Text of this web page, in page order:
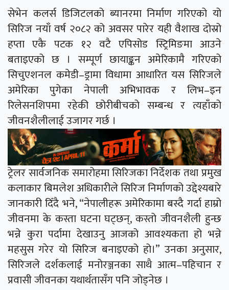
सेभेन कलर्स डिजिटलको ब्यानरमा निर्माण गरिएको यो
सिरिज नयाँ वर्ष २०८२ को अवसर पारेर यही वैशाख दोस्रो
हप्ता एकै पटक १२ वटै एपिसोड स्ट्रिमिङमा आउने
बताइएको छ । सम्पूर्ण छायाङ्कन अमेरिकामै गरिएको
सिचुएशनल कमेडी–ड्रामा विधामा आधारित यस सिरिजले
अमेरिका पुगेका नेपाली अभिभावक र लिभ–इन
रिलेसनशिपमा रहेकी छोरीबीचको सम्बन्ध र त्यहाँको
जीवनशैलीलाई उजागर गर्छ ।
ट्रेलर सार्वजनिक समारोहमा सिरिजका निर्देशक तथा प्रमुख
कलाकार बिमलेश अधिकारीले सिरिज निर्माणको उद्देश्यबारे
जानकारी दिँदै भने, “नेपालीहरू अमेरिकामा बस्दै गर्दा हाम्रो
जीवनमा के कस्ता घटना घट्छन्, कस्तो जीवनशैली हुन्छ
भन्ने कुरा पर्दामा देखाउनु आजको आवश्यकता हो भन्ने
महसुस गरेर यो सिरिज बनाइएको हो।” उनका अनुसार,
सिरिजले दर्शकलाई मनोरञ्जनका साथै आत्म–पहिचान र
प्रवासी जीवनका यथार्थतासँग पनि जोड्नेछ ।